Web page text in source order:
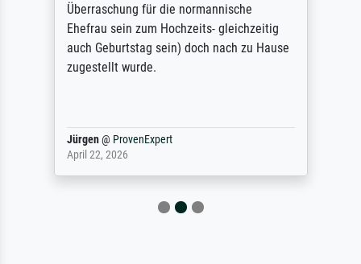
Überraschung für die normannische
Ehefrau sein zum Hochzeits- gleichzeitig
auch Geburtstag sein) doch nach zu Hause
zugestellt wurde.
Jürgen@ ProvenExpert
April 22, 2026